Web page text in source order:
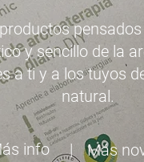
y sencillo de la
a ti y a los tuyos
natural.
info | Más